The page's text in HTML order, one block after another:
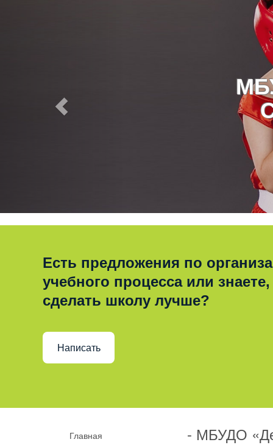
Есть предложения по
учебного процесса или знаете,
сделать школу лучше?
Написать
Главная
- МБУДО